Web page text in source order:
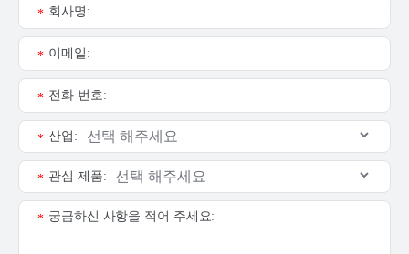
회사명:
*
이메일:
*
전화 번호:
*
산업:
*
관심 제품:
*
궁금하신 사항을 적어 주세요:
*